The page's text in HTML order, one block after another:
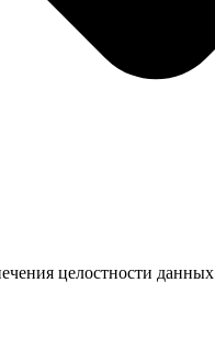
целостности данных